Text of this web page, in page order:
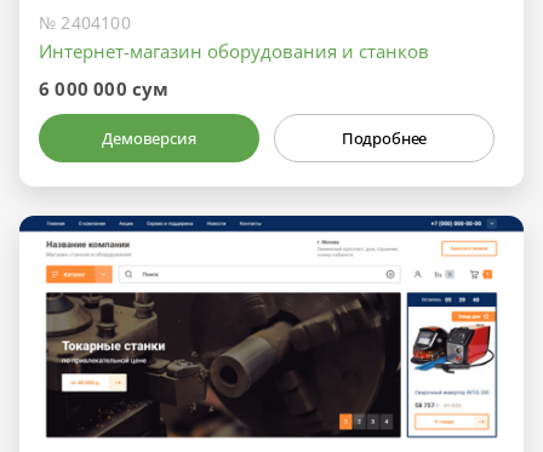
№ 2404100
Интернет-магазин оборудования и станков
6 000 000 сум
Демоверсия Подробнее